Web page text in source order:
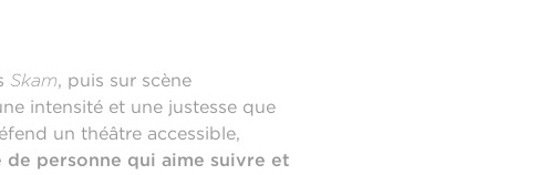
Skam, puis sur scène
intensité et une justesse que
un théâtre accessible,
de personne qui aime suivre et